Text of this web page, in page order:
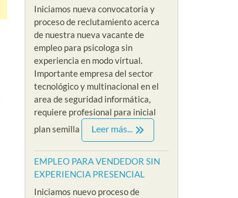
Iniciamos nueva convocatoria y
proceso de reclutamiento acerca
de nuestra nueva vacante de
empleo para psicologa sin
experiencia en modo virtual.
Importante empresa del sector
tecnológico y multinacional en el
area de seguridad informática,
requiere profesional para inicial
plan semilla
Leer más...
EMPLEO PARA VENDEDOR SIN
EXPERIENCIA PRESENCIAL
Iniciamos nuevo proceso de